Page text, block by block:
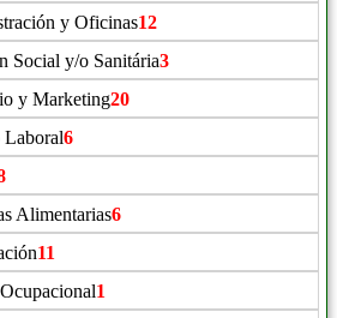
y Oficinas12
Social y/o Sanitária3
y Marketing20
Laboral6
Alimentarias6
11
1